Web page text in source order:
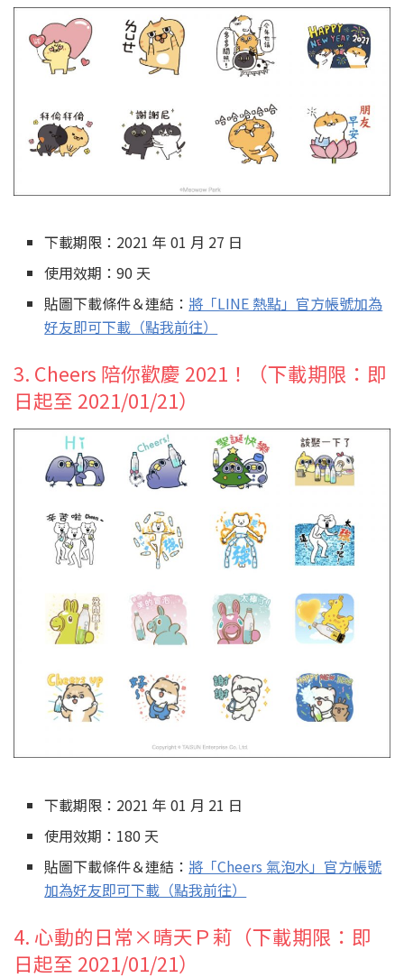
下載期限：2021 年 01 月 27 日
使用效期：90 天
貼圖下載條件＆連結： 將「LINE 熱點」官方帳號加為
好友即可下載（點我前往）
3. Cheers 陪你歡慶 2021！（下載期限：即
日起至 2021/01/21）
下載期限：2021 年 01 月 21 日
使用效期：180 天
貼圖下載條件＆連結： 將「Cheers 氣泡水」官方帳號
加為好友即可下載（點我前往）
4. 心動的日常×晴天Ｐ莉（下載期限：即
日起至 2021/01/21）